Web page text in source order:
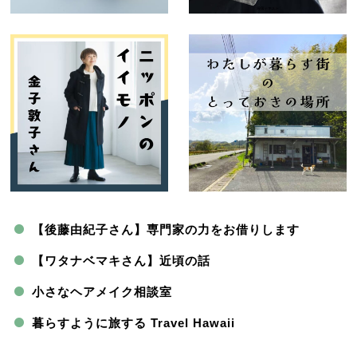
【後藤由紀子さん】専門家の力をお借りします
【ワタナベマキさん】近頃の話
小さなヘアメイク相談室
暮らすように旅する Travel Hawaii